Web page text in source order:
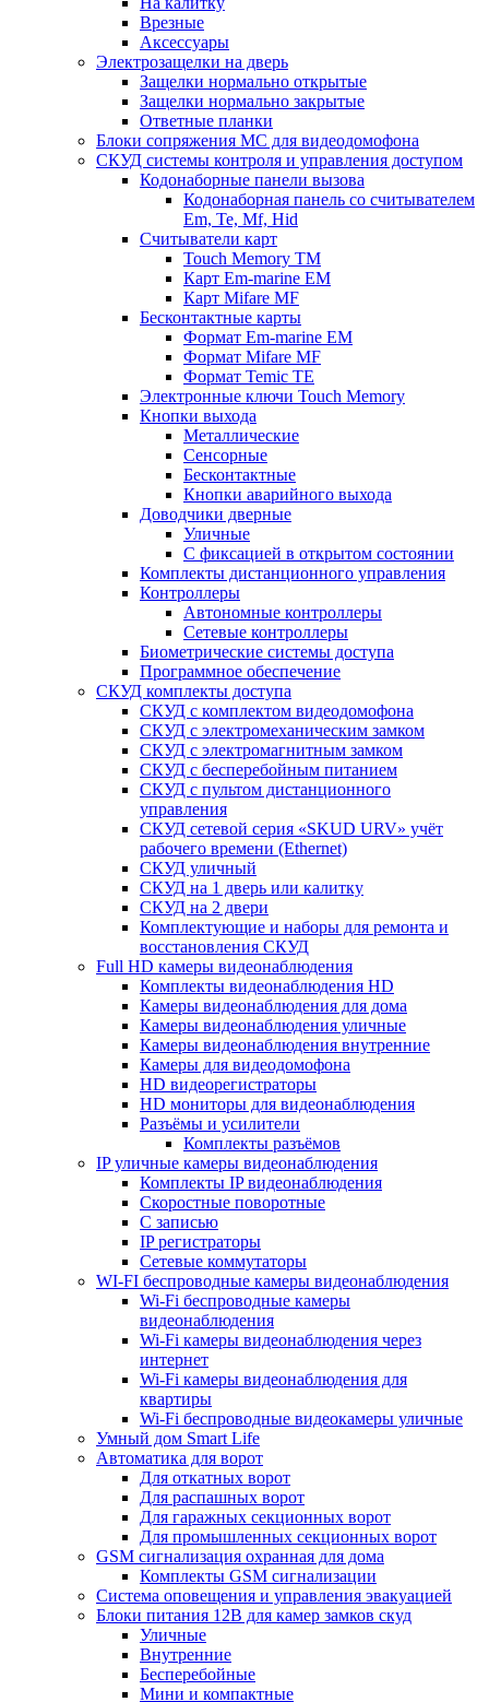
Врезные
Аксессуары
Электрозащелки на дверь
Защелки нормально открытые
Защелки нормально закрытые
Ответные планки
Блоки сопряжения МС для видеодомофона
СКУД системы контроля и управления доступом
Кодонаборные панели вызова
Кодонаборная панель со считывателем
Em, Te, Mf, Hid
Считыватели карт
Touch Memory TM
Карт Em-marine EM
Карт Mifare MF
Бесконтактные карты
Формат Em-marine EM
Формат Mifare MF
Формат Temic TE
Электронные ключи Touch Memory
Кнопки выхода
Металлические
Сенсорные
Бесконтактные
Кнопки аварийного выхода
Доводчики дверные
Уличные
С фиксацией в открытом состоянии
Комплекты дистанционного управления
Контроллеры
Автономные контроллеры
Сетевые контроллеры
Биометрические системы доступа
Программное обеспечение
СКУД комплекты доступа
СКУД с комплектом видеодомофона
СКУД с электромеханическим замком
СКУД с электромагнитным замком
СКУД с бесперебойным питанием
СКУД с пультом дистанционного
управления
СКУД сетевой серия «SKUD URV» учёт
рабочего времени (Ethernet)
СКУД уличный
СКУД на 1 дверь или калитку
СКУД на 2 двери
Комплектующие и наборы для ремонта и
восстановления СКУД
Full HD камеры видеонаблюдения
Комплекты видеонаблюдения HD
Камеры видеонаблюдения для дома
Камеры видеонаблюдения уличные
Камеры видеонаблюдения внутренние
Камеры для видеодомофона
HD видеорегистраторы
HD мониторы для видеонаблюдения
Разъёмы и усилители
Комплекты разъёмов
IP уличные камеры видеонаблюдения
Комплекты IP видеонаблюдения
Скоростные поворотные
С записью
IP регистраторы
Сетевые коммутаторы
WI-FI беспроводные камеры видеонаблюдения
Wi-Fi беспроводные камеры
видеонаблюдения
Wi-Fi камеры видеонаблюдения через
интернет
Wi-Fi камеры видеонаблюдения для
квартиры
Wi-Fi беспроводные видеокамеры уличные
Умный дом Smart Life
Автоматика для ворот
Для откатных ворот
Для распашных ворот
Для гаражных секционных ворот
Для промышленных секционных ворот
GSM сигнализация охранная для дома
Комплекты GSM сигнализации
Cистема оповещения и управления эвакуацией
Блоки питания 12В для камер замков скуд
Уличные
Внутренние
Бесперебойные
Мини и компактные